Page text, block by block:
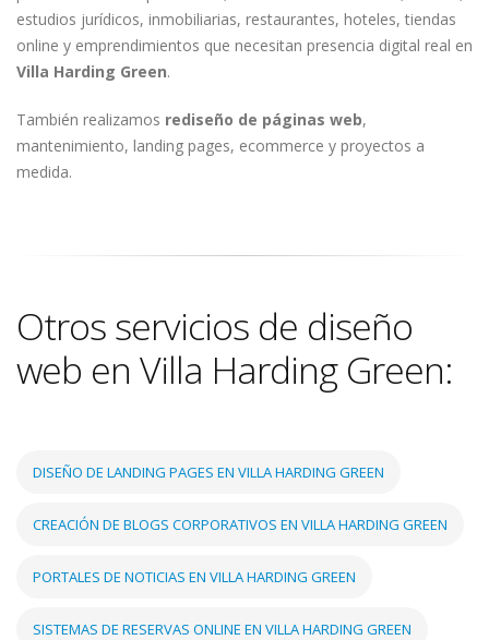
estudios jurídicos, inmobiliarias, restaurantes, hoteles, tiendas
online y emprendimientos que necesitan presencia digital real en
Villa Harding Green.
También realizamos rediseño de páginas web,
mantenimiento, landing pages, ecommerce y proyectos a
medida.
Otros servicios de diseño
web en Villa Harding Green:
DISEÑO DE LANDING PAGES EN VILLA HARDING GREEN
CREACIÓN DE BLOGS CORPORATIVOS EN VILLA HARDING GREEN
PORTALES DE NOTICIAS EN VILLA HARDING GREEN
SISTEMAS DE RESERVAS ONLINE EN VILLA HARDING GREEN